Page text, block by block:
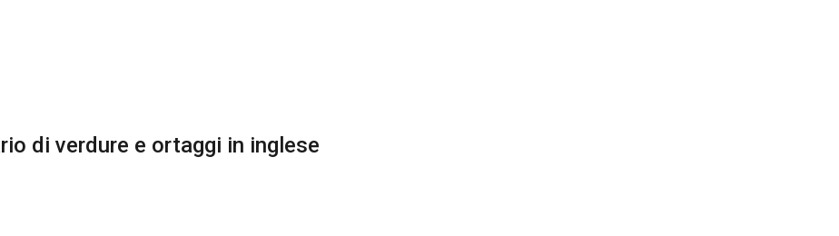
di verdure e ortaggi in inglese